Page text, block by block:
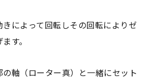
によって回転しその回転によりゼ
す。
軸（ローター真）と一緒にセット